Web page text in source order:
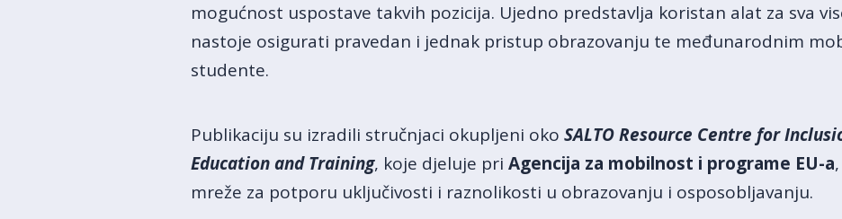
mogućnost uspostave takvih pozicija. Ujedno predstavlja koristan alat za sva
nastoje osigurati pravedan i jednak pristup obrazovanju te međunarodnim
studente.
Publikaciju su izradili stručnjaci okupljeni oko SALTO Resource Centre for
Education and Training, koje djeluje pri Agencija za mobilnost i programe EU-a
mreže za potporu uključivosti i raznolikosti u obrazovanju i osposobljavanju.